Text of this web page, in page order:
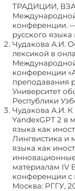
ТРАДИЦИИ,
конференции.
русского
Чудакова А.И.
лексикой в
конференции
преподавания
Университет
Республики
Чудакова А.И.
YandexGPT 2 в
языка как
Лингвистика и
языка как
материалам IV
конференции
Москва: РГГУ,